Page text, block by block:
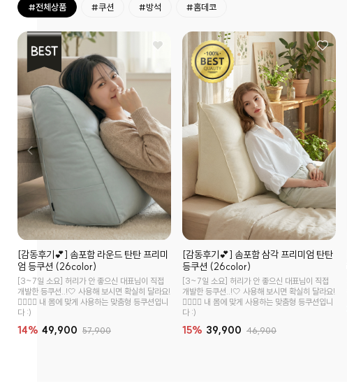
#전체상품 #쿠션 #방석 #홈데코
[감동후기💕] 솜포함 라운드 탄탄 프리미
엄 등쿠션 (26color)
[3~7일 소요] 허리가 안 좋으신 대표님이 직접
개발한 등쿠션..!🤍 사용해 보시면 확실히 달라요!
👉🏻👈🏻 내 몸에 맞게 사용하는 맞춤형 등쿠션입니
다 :)
14% 49,900 57,900
[감동후기💕] 솜포함 삼각 프리미엄 탄탄
등쿠션 (26color)
[3~7일 소요] 허리가 안 좋으신 대표님이 직접
개발한 등쿠션..!🤍 사용해 보시면 확실히 달라요!
👉🏻👈🏻 내 몸에 맞게 사용하는 맞춤형 등쿠션입니
다 :)
15% 39,900 46,900